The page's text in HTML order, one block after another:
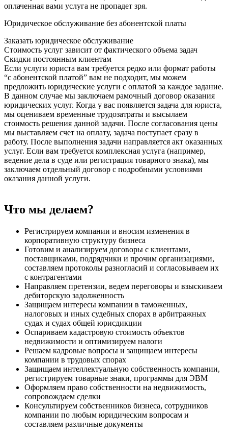
оплаченная вами услуга не пропадет зря.
Юридическое обслуживание без абонентской платы
Заказать юридическое обслуживание
Стоимость услуг зависит от фактического объема задач
Скидки постоянным клиентам
Если услуги юриста вам требуется редко или формат работы
“с абонентской платой” вам не подходит, мы можем
предложить юридические услуги с оплатой за каждое задание.
В данном случае мы заключаем рамочный договор оказания
юридических услуг. Когда у вас появляется задача для юриста,
мы оцениваем временные трудозатраты и высылаем
стоимость решения данной задачи. После согласования цены
мы выставляем счет на оплату, задача поступает сразу в
работу. После выполнения задачи направляется акт оказанных
услуг. Если вам требуется комплексная услуга (например,
ведение дела в суде или регистрация товарного знака), мы
заключаем отдельный договор с подробными условиями
оказания данной услуги.
Что мы делаем?
Регистрируем компании и вносим изменения в
корпоративную структуру бизнеса
Готовим и анализируем договоры с клиентами,
поставщиками, подрядчики и прочим организациями,
составляем протоколы разногласий и согласовываем их
с контрагентами
Направляем претензии, ведем переговоры и взыскиваем
дебиторскую задолженность
Защищаем интересы компании в таможенных,
налоговых и иных судебных спорах в арбитражных
судах и судах общей юрисдикции
Оспариваем кадастровую стоимость объектов
недвижимости и оптимизируем налоги
Решаем кадровые вопросы и защищаем интересы
компании в трудовых спорах
Защищаем интеллектуальную собственность компании,
регистрируем товарные знаки, программы для ЭВМ
Оформляем право собственности на недвижимость,
сопровождаем сделки
Консультируем собственников бизнеса, сотрудников
компании по любым юридическим вопросам и
составляем различные документы